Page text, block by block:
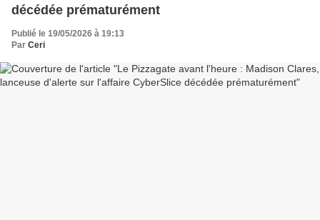
décédée prématurément
Publié le 19/05/2026 à 19:13
Par Ceri